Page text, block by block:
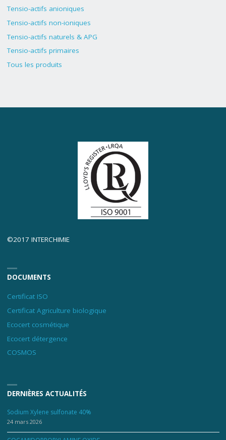
Tensio-actifs anioniques
Tensio-actifs non-ioniques
Tensio-actifs naturels & APG
Tensio-actifs primaires
Tous les produits
©2017 INTERCHIMIE
DOCUMENTS
Certificat ISO
Certificat Agriculture biologique
Ecocert cosmétique
Ecocert détergence
COSMOS
DERNIÈRES ACTUALITÉS
Sodium Xylene sulfonate 40%
24 mars 2026